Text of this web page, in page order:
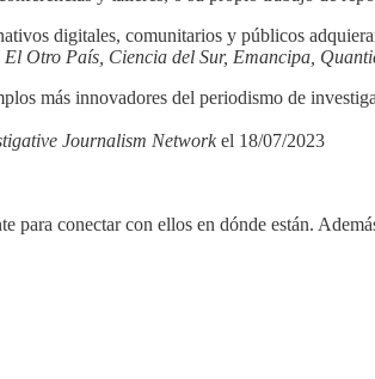
digitales, comunitarios y públicos
El Otro País, Ciencia del Sur, Emancipa,
más innovadores del periodismo de
Journalism Networkel 18/07/2023
conectar con ellos en dónde están.